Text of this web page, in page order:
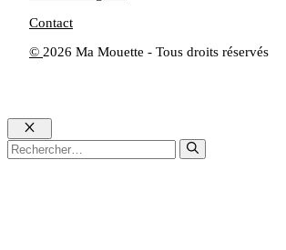
© 2026 Ma Mouette - Tous droits réservés
Contact
Fermer
Rechercher :